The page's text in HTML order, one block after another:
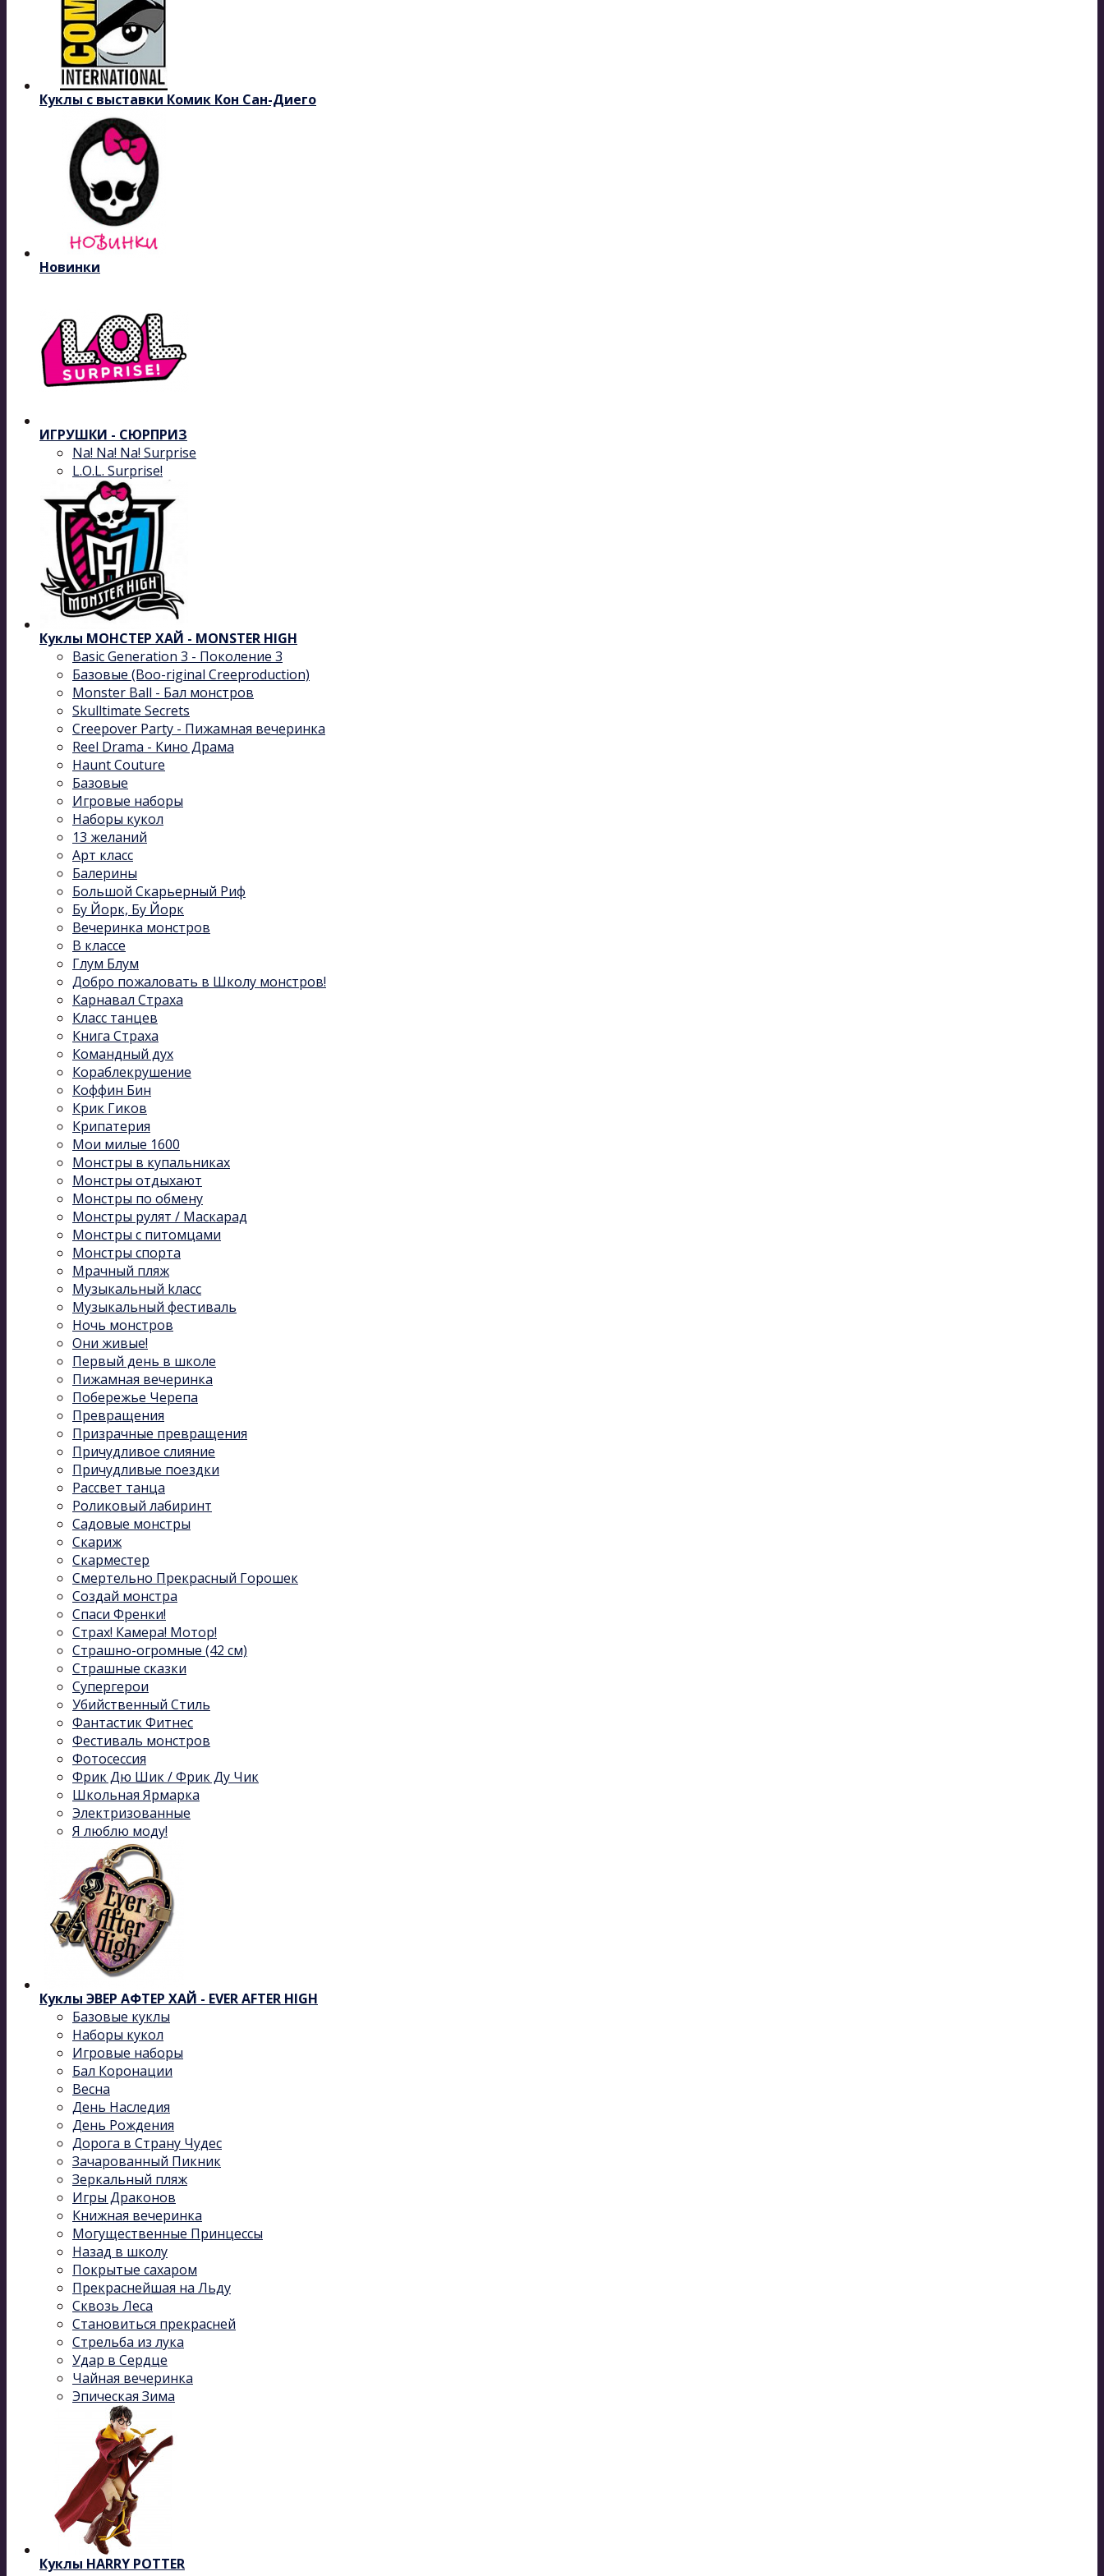
Куклы с выставки Комик Кон Сан-Диего
Новинки
ИГРУШКИ - СЮРПРИЗ
Na! Na! Na! Surprise
L.O.L. Surprise!
Куклы МОНСТЕР ХАЙ - MONSTER HIGH
Basic Generation 3 - Поколение 3
Базовые (Boo-riginal Creeproduction)
Monster Ball - Бал монстров
Skulltimate Secrets
Creepover Party - Пижамная вечеринка
Reel Drama - Кино Драма
Haunt Couture
Базовые
Игровые наборы
Наборы кукол
13 желаний
Арт класс
Балерины
Большой Скарьерный Риф
Бу Йорк, Бу Йорк
Вечеринка монстров
В классе
Глум Блум
Добро пожаловать в Школу монстров!
Карнавал Cтраха
Класс танцев
Книга Страха
Командный дух
Кораблекрушение
Коффин Бин
Крик Гиков
Крипатерия
Мои милые 1600
Монстры в купальниках
Монстры отдыхают
Монстры по обмену
Монстры рулят / Маскарад
Монстры с питомцами
Монстры спорта
Мрачный пляж
Музыкальный kласс
Музыкальный фестиваль
Ночь монстров
Они живые!
Первый день в школе
Пижамная вечеринка
Побережье Черепа
Превращения
Призрачные превращения
Причудливое слияние
Причудливые поездки
Рассвет танца
Роликовый лабиринт
Садовые монстры
Скариж
Скарместер
Смертельно Прекрасный Горошек
Создай монстра
Спаси Френки!
Страх! Камера! Мотор!
Страшно-огромные (42 см)
Страшные сказки
Супергерои
Убийственный Стиль
Фантастик Фитнес
Фестиваль монстров
Фотосессия
Фрик Дю Шик / Фрик Ду Чик
Школьная Ярмарка
Электризованные
Я люблю моду!
Куклы ЭВЕР АФТЕР ХАЙ - EVER AFTER HIGH
Базовые куклы
Наборы кукол
Игровые наборы
Бал Коронации
Весна
День Наследия
День Рождения
Дорога в Страну Чудес
Зачарованный Пикник
Зеркальный пляж
Игры Драконов
Книжная вечеринка
Могущественные Принцессы
Назад в школу
Покрытые сахаром
Прекраснейшая на Льду
Сквозь Леса
Становиться прекрасней
Стрельба из лука
Удар в Сердце
Чайная вечеринка
Эпическая Зима
Куклы HARRY POTTER